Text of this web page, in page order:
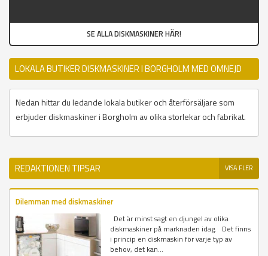
SE ALLA DISKMASKINER HÄR!
LOKALA BUTIKER DISKMASKINER I BORGHOLM MED OMNEJD
Nedan hittar du ledande lokala butiker och återförsäljare som
erbjuder diskmaskiner i Borgholm av olika storlekar och fabrikat.
REDAKTIONEN TIPSAR VISA FLER
Dilemman med diskmaskiner
Det är minst sagt en djungel av olika
diskmaskiner på marknaden idag. Det finns
i princip en diskmaskin för varje typ av
behov, det kan...